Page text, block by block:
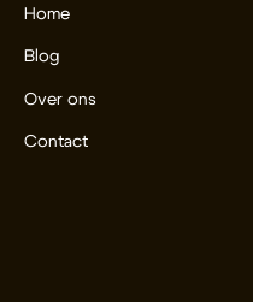
Home
Blog
Over ons
Contact